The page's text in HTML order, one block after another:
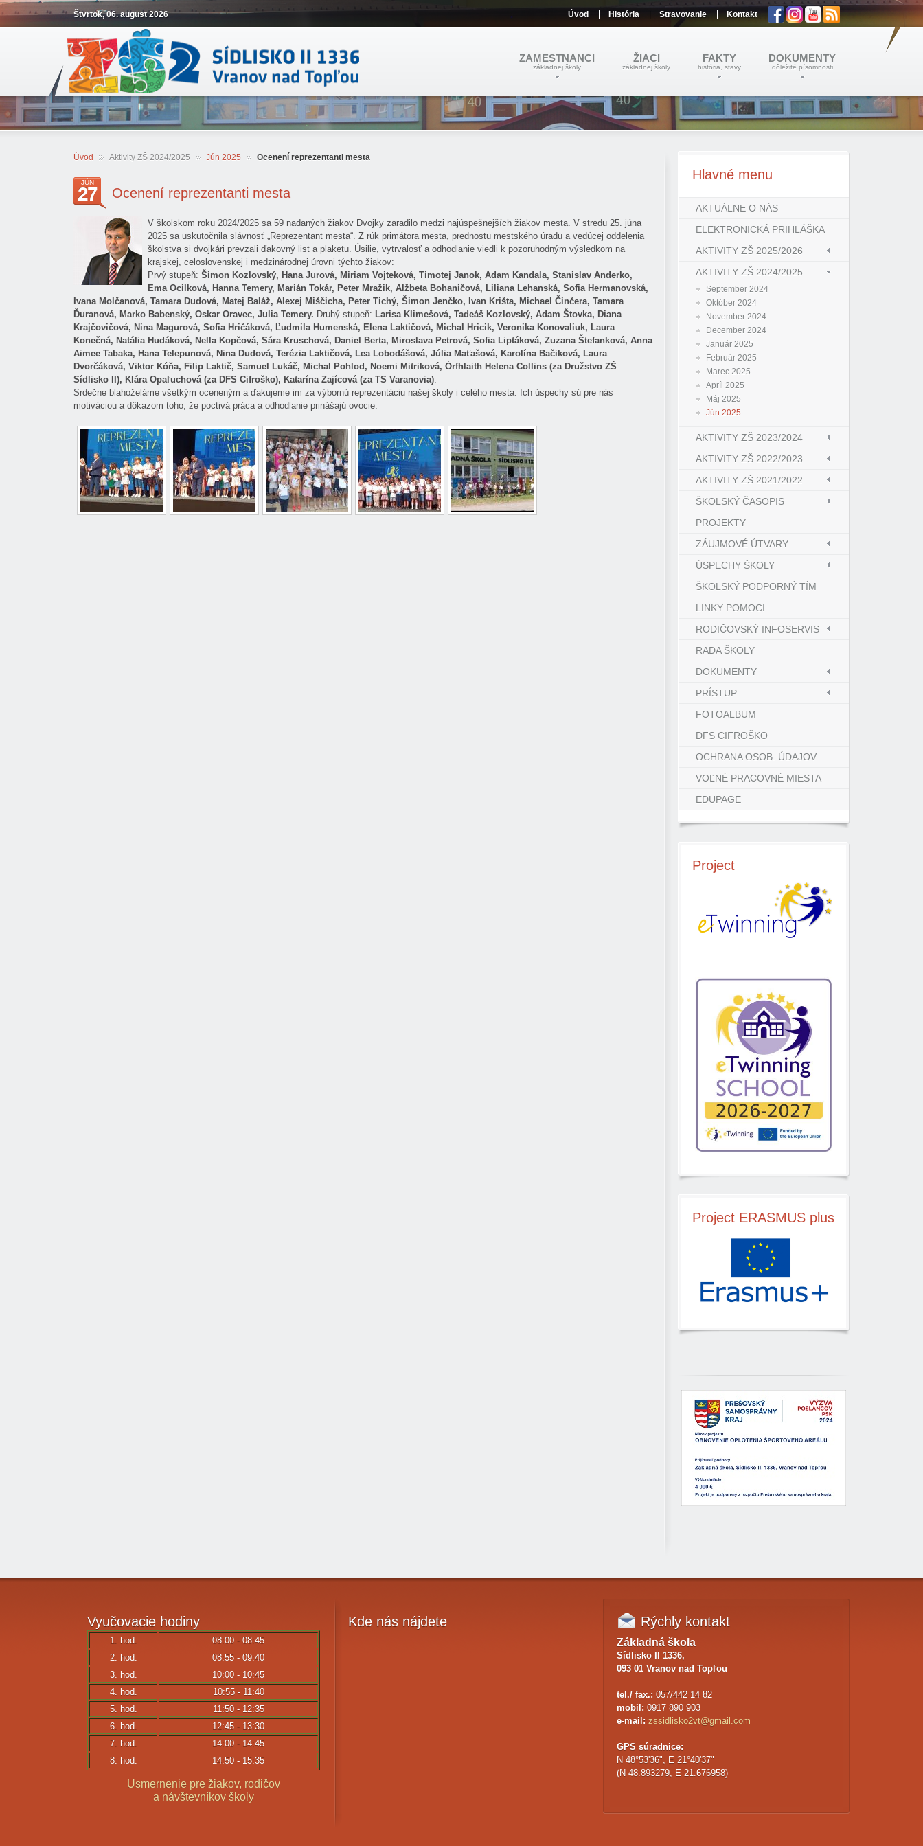
Úvod História Stravovanie Kontakt
Štvrtok, 06. august 2026
DOKUMENTY
dôležité písomnosti
FAKTY
história, stavy
ŽIACI
základnej školy
ZAMESTNANCI
základnej školy
Úvod Aktivity ZŠ 2024/2025 Jún 2025 Ocenení reprezentanti mesta
JÚN
27 Ocenení reprezentanti mesta
V školskom roku 2024/2025 sa 59 nadaných žiakov Dvojky zaradilo medzi najúspešnejších žiakov mesta. V stredu 25. júna
2025 sa uskutočnila slávnosť „Reprezentant mesta“. Z rúk primátora mesta, prednostu mestského úradu a vedúcej oddelenia
školstva si dvojkári prevzali ďakovný list a plaketu. Úsilie, vytrvalosť a odhodlanie viedli k pozoruhodným výsledkom na
krajskej, celoslovenskej i medzinárodnej úrovni týchto žiakov:
Prvý stupeň: Šimon Kozlovský, Hana Jurová, Miriam Vojteková, Timotej Janok, Adam Kandala, Stanislav Anderko,
Ema Ocilková, Hanna Temery, Marián Tokár, Peter Mražik, Alžbeta Bohaničová, Liliana Lehanská, Sofia Hermanovská,
Ivana Molčanová, Tamara Dudová, Matej Baláž, Alexej Miščicha, Peter Tichý, Šimon Jenčko, Ivan Krišta, Michael Činčera, Tamara
Ďuranová, Marko Babenský, Oskar Oravec, Julia Temery. Druhý stupeň: Larisa Klimešová, Tadeáš Kozlovský, Adam Štovka, Diana
Krajčovičová, Nina Magurová, Sofia Hričáková, Ľudmila Humenská, Elena Laktičová, Michal Hricik, Veronika Konovaliuk, Laura
Konečná, Natália Hudáková, Nella Kopčová, Sára Kruschová, Daniel Berta, Miroslava Petrová, Sofia Liptáková, Zuzana Štefanková, Anna
Aimee Tabaka, Hana Telepunová, Nina Dudová, Terézia Laktičová, Lea Lobodášová, Júlia Maťašová, Karolína Bačiková, Laura
Dvorčáková, Viktor Kóňa, Filip Laktič, Samuel Lukáč, Michal Pohlod, Noemi Mitriková, Órfhlaith Helena Collins (za Družstvo ZŠ
Sídlisko II), Klára Opaľuchová (za DFS Cifroško), Katarína Zajícová (za TS Varanovia).
Srdečne blahoželáme všetkým oceneným a ďakujeme im za výbornú reprezentáciu našej školy i celého mesta. Ich úspechy sú pre nás
motiváciou a dôkazom toho, že poctivá práca a odhodlanie prinášajú ovocie.
Hlavné menu
AKTUÁLNE O NÁS
ELEKTRONICKÁ PRIHLÁŠKA
AKTIVITY ZŠ 2025/2026
AKTIVITY ZŠ 2024/2025
September 2024
Október 2024
November 2024
December 2024
Január 2025
Február 2025
Marec 2025
Apríl 2025
Máj 2025
Jún 2025
AKTIVITY ZŠ 2023/2024
AKTIVITY ZŠ 2022/2023
AKTIVITY ZŠ 2021/2022
ŠKOLSKÝ ČASOPIS
PROJEKTY
ZÁUJMOVÉ ÚTVARY
ÚSPECHY ŠKOLY
ŠKOLSKÝ PODPORNÝ TÍM
LINKY POMOCI
RODIČOVSKÝ INFOSERVIS
RADA ŠKOLY
DOKUMENTY
PRÍSTUP
FOTOALBUM
DFS CIFROŠKO
OCHRANA OSOB. ÚDAJOV
VOĽNÉ PRACOVNÉ MIESTA
EDUPAGE
Project
Project ERASMUS plus
Vyučovacie hodiny
1. hod.
08:00 - 08:45
2. hod.
08:55 - 09:40
3. hod.
10:00 - 10:45
4. hod.
10:55 - 11:40
5. hod.
11:50 - 12:35
6. hod.
12:45 - 13:30
7. hod.
14:00 - 14:45
8. hod.
14:50 - 15:35
Usmernenie pre žiakov, rodičov
a návštevníkov školy
Kdenás nájdete Rýchlykontakt
Základná škola
Sídlisko II 1336,
093 01 Vranov nad Topľou
tel./ fax.: 057/442 14 82
mobil: 0917 890 903
e-mail: zssidlisko2vt@gmail.com
GPS súradnice:
N 48°53'36", E 21°40'37"
(N 48.893279, E 21.676958)